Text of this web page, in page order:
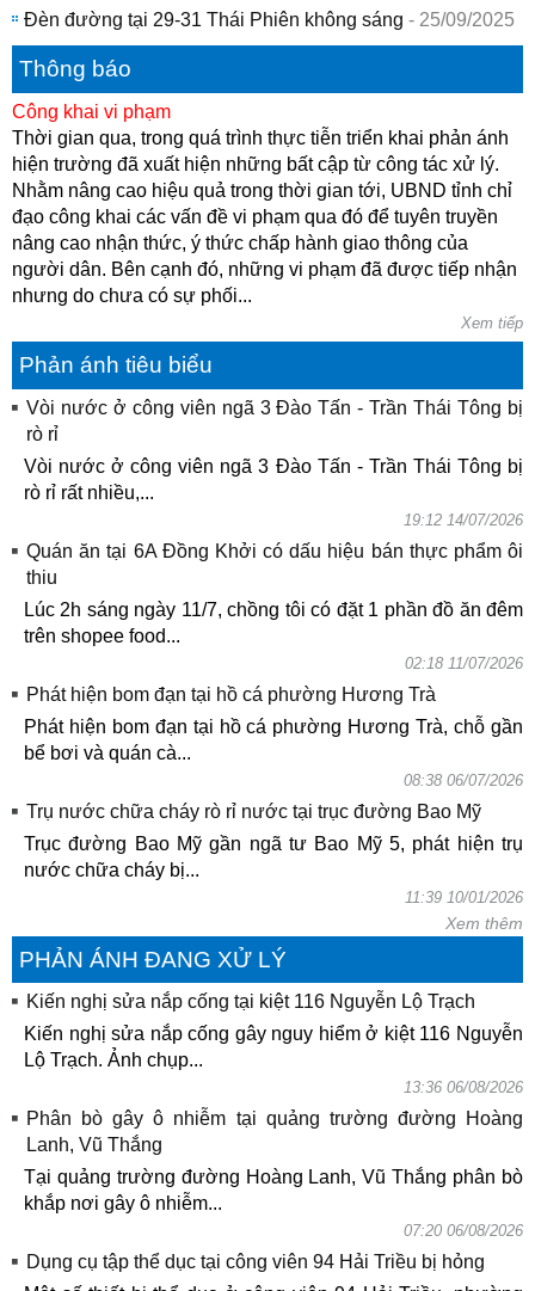
Đèn đường tại 29-31 Thái Phiên không sáng - 25/09/2025
Thông báo
Công khai vi phạm
Thời gian qua, trong quá trình thực tiễn triển khai phản ánh
hiện trường đã xuất hiện những bất cập từ công tác xử lý.
Nhằm nâng cao hiệu quả trong thời gian tới, UBND tỉnh chỉ
đạo công khai các vấn đề vi phạm qua đó để tuyên truyền
nâng cao nhận thức, ý thức chấp hành giao thông của
người dân. Bên cạnh đó, những vi phạm đã được tiếp nhận
nhưng do chưa có sự phối...
Xem tiếp
Phản ánh tiêu biểu
Vòi nước ở công viên ngã 3 Đào Tấn - Trần Thái Tông bị
rò rỉ
Vòi nước ở công viên ngã 3 Đào Tấn - Trần Thái Tông bị
rò rỉ rất nhiều,...
19:12 14/07/2026
Quán ăn tại 6A Đồng Khởi có dấu hiệu bán thực phẩm ôi
thiu
Lúc 2h sáng ngày 11/7, chồng tôi có đặt 1 phần đồ ăn đêm
trên shopee food...
02:18 11/07/2026
Phát hiện bom đạn tại hồ cá phường Hương Trà
Phát hiện bom đạn tại hồ cá phường Hương Trà, chỗ gần
bể bơi và quán cà...
08:38 06/07/2026
Trụ nước chữa cháy rò rỉ nước tại trục đường Bao Mỹ
Trục đường Bao Mỹ gần ngã tư Bao Mỹ 5, phát hiện trụ
nước chữa cháy bị...
11:39 10/01/2026
Xem thêm
PHẢN ÁNH ĐANG XỬ LÝ
Kiến nghị sửa nắp cống tại kiệt 116 Nguyễn Lộ Trạch
Kiến nghị sửa nắp cống gây nguy hiểm ở kiệt 116 Nguyễn
Lộ Trạch. Ảnh chụp...
13:36 06/08/2026
Phân bò gây ô nhiễm tại quảng trường đường Hoàng
Lanh, Vũ Thắng
Tại quảng trường đường Hoàng Lanh, Vũ Thắng phân bò
khắp nơi gây ô nhiễm...
07:20 06/08/2026
Dụng cụ tập thể dục tại công viên 94 Hải Triều bị hỏng